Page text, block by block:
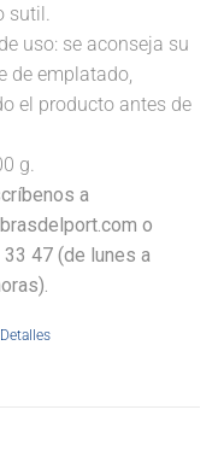
sutil.
uso: se aconseja su
de emplatado,
el producto antes de
g.
a
o
47 (de lunes a
Detalles